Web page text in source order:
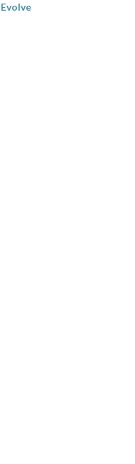
Evolve